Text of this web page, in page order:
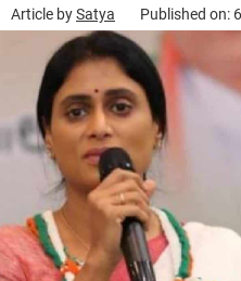
Article bySatya Published on: